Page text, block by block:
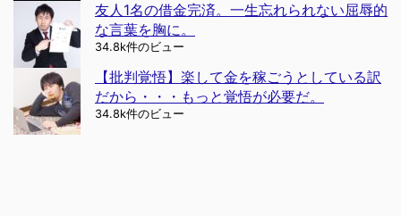
友人1名の借金完済。一生忘れられない屈辱的
な言葉を胸に。
34.8k件のビュー
【批判覚悟】楽して金を稼ごうとしている訳
だから・・・もっと覚悟が必要だ。
34.8k件のビュー